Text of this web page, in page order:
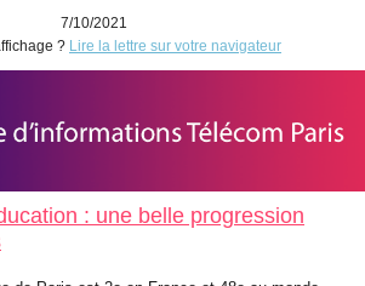
7/10/2021
? Lire la lettre sur votre navigateur
: une belle progression